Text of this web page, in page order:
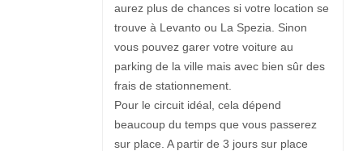
aurez plus de chances si votre location se
trouve à Levanto ou La Spezia. Sinon
vous pouvez garer votre voiture au
parking de la ville mais avec bien sûr des
frais de stationnement.
Pour le circuit idéal, cela dépend
beaucoup du temps que vous passerez
sur place. A partir de 3 jours sur place